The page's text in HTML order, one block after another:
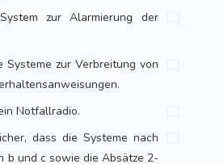
zur Alarmierung der
Systeme zur Verbreitung von
Notfallradio.
dass die Systeme nach
b und c sowie die Absätze 2-